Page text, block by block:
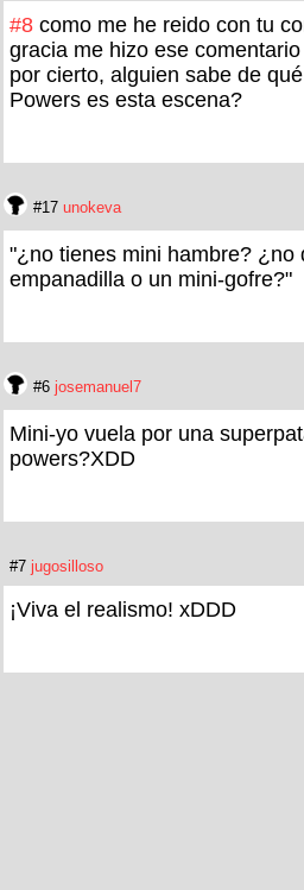
#8 como me he reido con tu
gracia me hizo ese
por cierto, alguien sabe de
Powers es esta escena?
#17 unokeva
"¿no tienes mini hambre? ¿no
empanadilla o un mini-gofre?"
#6 josemanuel7
Mini-yo vuela por una
powers?XDD
#7 jugosilloso
¡Viva el realismo! xDDD